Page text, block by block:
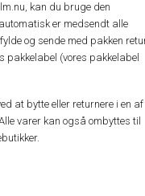
kan du bruge den
er medsendt alle
og sende med pakken
pakkelabel (vores pakkelabel
at bytte eller returnere i en af
varer kan også ombyttes til